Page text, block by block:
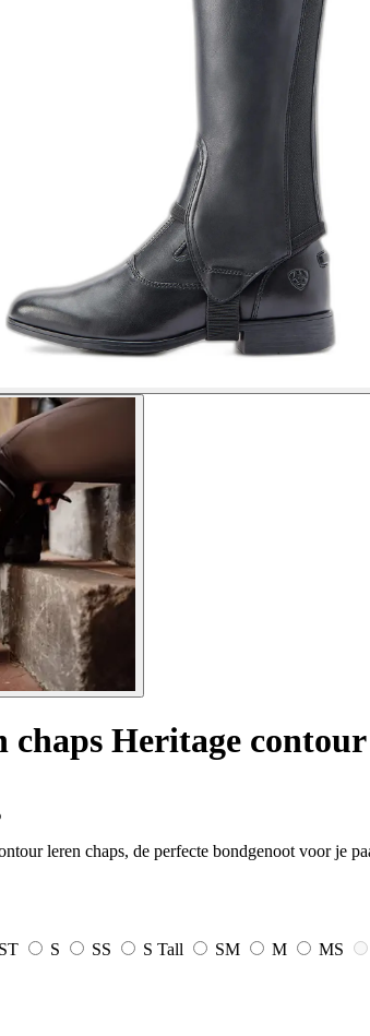
chaps Heritage contour
leren chaps, de perfecte bondgenoot voor je
S SS S Tall SM M MS